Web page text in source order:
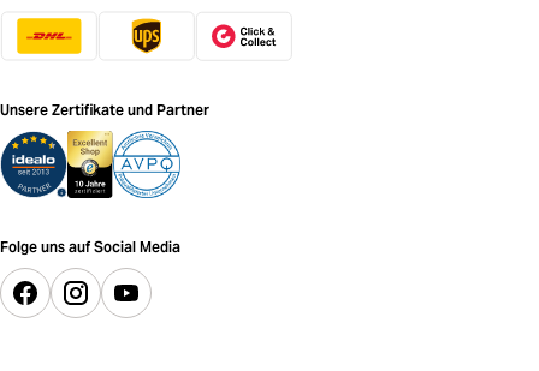
Unsere Zertifikate und Partner
Folge uns auf Social Media